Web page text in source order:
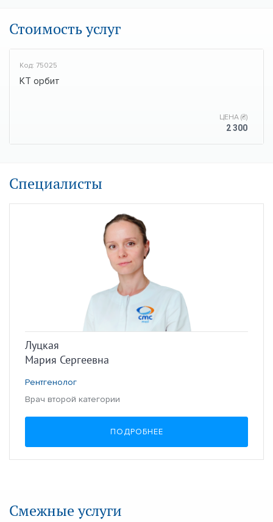
Стоимость услуг
Код: 75025
КТ орбит
ЦЕНА (₴)
2 300
Специалисты
Луцкая
Мария Сергеевна
Рентгенолог
Врач второй категории
ПОДРОБНЕЕ
Смежные услуги